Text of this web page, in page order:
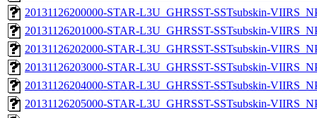
20131126200000-STAR-L3U_GHRSST-SSTsubskin-
20131126201000-STAR-L3U_GHRSST-SSTsubskin-
20131126202000-STAR-L3U_GHRSST-SSTsubskin-
20131126203000-STAR-L3U_GHRSST-SSTsubskin-
20131126204000-STAR-L3U_GHRSST-SSTsubskin-
20131126205000-STAR-L3U_GHRSST-SSTsubskin-